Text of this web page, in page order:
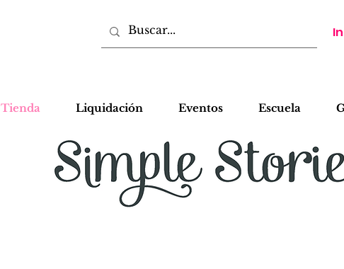
Tienda Liquidación Eventos Escuela